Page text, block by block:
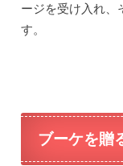
ージを受け入れ、
す。
ブーケを贈